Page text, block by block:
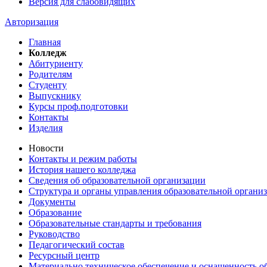
Авторизация
Главная
Колледж
Абитуриенту
Родителям
Студенту
Выпускнику
Курсы проф.подготовки
Контакты
Изделия
Новости
Контакты и режим работы
История нашего колледжа
Сведения об образовательной организации
Структура и органы управления образовательной
Документы
Образование
Образовательные стандарты и требования
Руководство
Педагогический состав
Ресурсный центр